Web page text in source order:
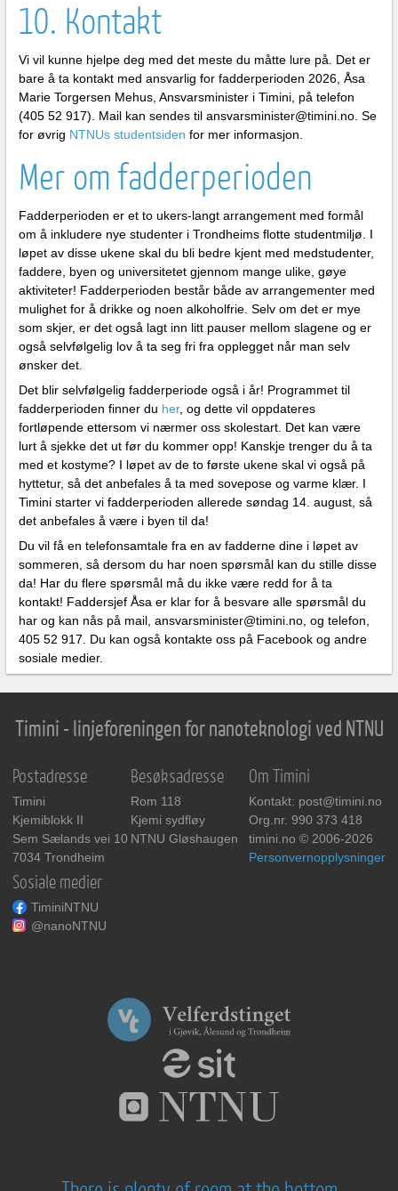
10. Kontakt
Vi vil kunne hjelpe deg med det meste du måtte lure på. Det er
bare å ta kontakt med ansvarlig for fadderperioden 2026, Åsa
Marie Torgersen Mehus, Ansvarsminister i Timini, på telefon
(405 52 917). Mail kan sendes til ansvarsminister@timini.no. Se
for øvrig NTNUs studentsiden for mer informasjon.
Mer om fadderperioden
Fadderperioden er et to ukers-langt arrangement med formål
om å inkludere nye studenter i Trondheims flotte studentmiljø. I
løpet av disse ukene skal du bli bedre kjent med medstudenter,
faddere, byen og universitetet gjennom mange ulike, gøye
aktiviteter! Fadderperioden består både av arrangementer med
mulighet for å drikke og noen alkoholfrie. Selv om det er mye
som skjer, er det også lagt inn litt pauser mellom slagene og er
også selvfølgelig lov å ta seg fri fra opplegget når man selv
ønsker det.
Det blir selvfølgelig fadderperiode også i år! Programmet til
fadderperioden finner du her, og dette vil oppdateres
fortløpende ettersom vi nærmer oss skolestart. Det kan være
lurt å sjekke det ut før du kommer opp! Kanskje trenger du å ta
med et kostyme? I løpet av de to første ukene skal vi også på
hyttetur, så det anbefales å ta med sovepose og varme klær. I
Timini starter vi fadderperioden allerede søndag 14. august, så
det anbefales å være i byen til da!
Du vil få en telefonsamtale fra en av fadderne dine i løpet av
sommeren, så dersom du har noen spørsmål kan du stille disse
da! Har du flere spørsmål må du ikke være redd for å ta
kontakt! Faddersjef Åsa er klar for å besvare alle spørsmål du
har og kan nås på mail, ansvarsminister@timini.no, og telefon,
405 52 917. Du kan også kontakte oss på Facebook og andre
sosiale medier.
Timini - linjeforeningen for nanoteknologi ved NTNU
Postadresse
Timini
Kjemiblokk II
Sem Sælands vei 10
7034 Trondheim
Besøksadresse
Rom 118
Kjemi sydfløy
NTNU Gløshaugen
Om Timini
Kontakt: post@timini.no
Org.nr. 990 373 418
timini.no © 2006-2026
Personvernopplysninger
Sosiale medier
TiminiNTNU
@nanoNTNU